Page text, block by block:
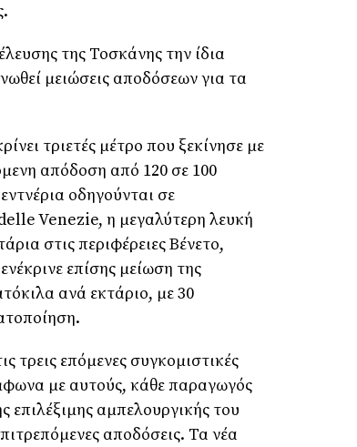
της Τοσκάνης την ίδια
μειώσεις αποδόσεων για τα
τριετές μέτρο που ξεκίνησε με
απόδοση από 120 σε 100
οδηγούνται σε
Venezie, η μεγαλύτερη λευκή
στις περιφέρειες Βένετο,
επίσης μείωση της
ανά εκτάριο, με 30
τρεις επόμενες συγκομιστικές
με αυτούς, κάθε παραγωγός
επιλέξιμης αμπελουργικής του
αποδόσεις. Τα νέα